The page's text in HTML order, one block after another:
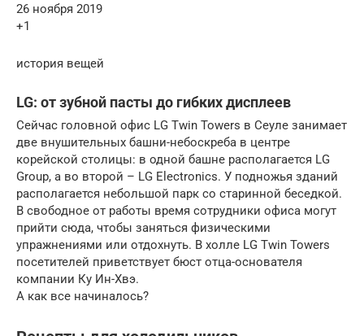
26 ноября 2019
+1
история вещей
LG: от зубной пасты до гибких дисплеев
Сейчас головной офис LG Twin Towers в Сеуле занимает
две внушительных башни-небоскреба в центре
корейской столицы: в одной башне располагается LG
Group, а во второй – LG Electronics. У подножья зданий
располагается небольшой парк со старинной беседкой.
В свободное от работы время сотрудники офиса могут
прийти сюда, чтобы заняться физическими
упражнениями или отдохнуть. В холле LG Twin Towers
посетителей приветствует бюст отца-основателя
компании Ку Ин-Хвэ.
А как все начиналось?